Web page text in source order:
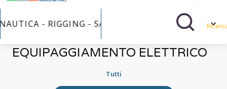
- RIGGING - SAILS FURLER - VERNICI -
EQUIPAGGIAMENTO ELETTRICO
Tutti